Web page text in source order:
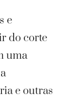
e
do corte
uma
e outras